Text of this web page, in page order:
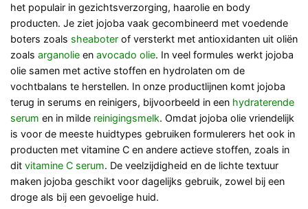
het populair in gezichtsverzorging, haarolie en body
producten. Je ziet jojoba vaak gecombineerd met voedende
boters zoals sheaboter of versterkt met antioxidanten uit oliën
zoals arganolie en avocado olie. In veel formules werkt jojoba
olie samen met active stoffen en hydrolaten om de
vochtbalans te herstellen. In onze productlijnen komt jojoba
terug in serums en reinigers, bijvoorbeeld in een hydraterende
serum en in milde reinigingsmelk. Omdat jojoba olie vriendelijk
is voor de meeste huidtypes gebruiken formulerers het ook in
producten met vitamine C en andere actieve stoffen, zoals in
dit vitamine C serum. De veelzijdigheid en de lichte textuur
maken jojoba geschikt voor dagelijks gebruik, zowel bij een
droge als bij een gevoelige huid.